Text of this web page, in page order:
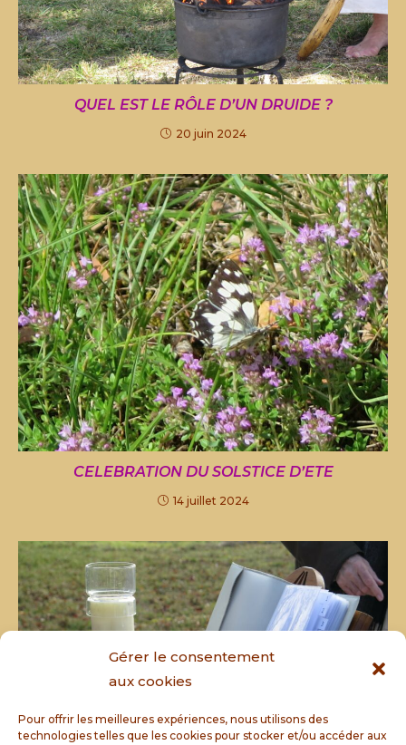
Gérer le consentement
aux cookies
Pour offrir les meilleures expériences, nous utilisons des
technologies telles que les cookies pour stocker et/ou accéder aux
QUEL EST LE RÔLE D’UN DRUIDE ?
20 juin 2024
CELEBRATION DU SOLSTICE D’ETE
14 juillet 2024